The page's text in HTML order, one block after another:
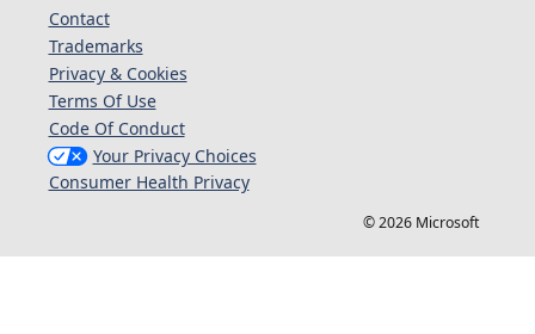
Contact
Trademarks
Privacy & Cookies
Terms Of Use
Code Of Conduct
Your Privacy Choices
Consumer Health Privacy
© 2026 Microsoft